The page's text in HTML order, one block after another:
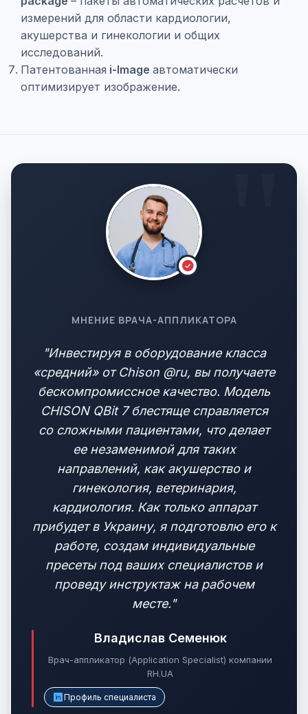
измерений для области кардиологии,
акушерства и гинекологии и общих
исследований.
Патентованная i-Image автоматически
оптимизирует изображение.
МНЕНИЕ ВРАЧА-АППЛИКАТОРА
"Инвестируя в оборудование класса
«средний» от Chison @ru, вы получаете
бескомпромиссное качество. Модель
CHISON QBit 7 блестяще справляется
со сложными пациентами, что делает
ее незаменимой для таких
направлений, как акушерство и
гинекология, ветеринария,
кардиология. Как только аппарат
прибудет в Украину, я подготовлю его к
работе, создам индивидуальные
пресеты под ваших специалистов и
проведу инструктаж на рабочем
месте."
Владислав Семенюк
Врач-аппликатор (Application Specialist) компании
RH.UA
Профиль специалиста